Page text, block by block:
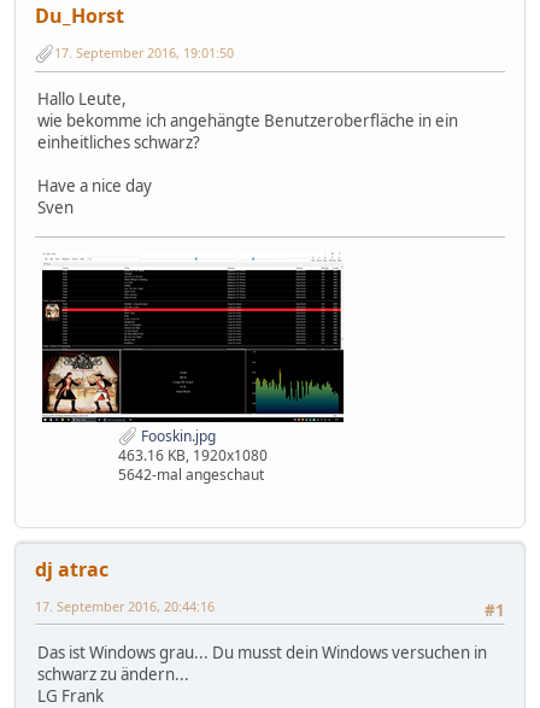
Du_Horst
17. September 2016, 19:01:50
Hallo Leute,
wie bekomme ich angehängte Benutzeroberfläche in ein
einheitliches schwarz?
Have a nice day
Sven
Fooskin.jpg
463.16 KB, 1920x1080
5642-mal angeschaut
dj atrac
#1
17. September 2016, 20:44:16
Das ist Windows grau... Du musst dein Windows versuchen in
schwarz zu ändern...
LG Frank